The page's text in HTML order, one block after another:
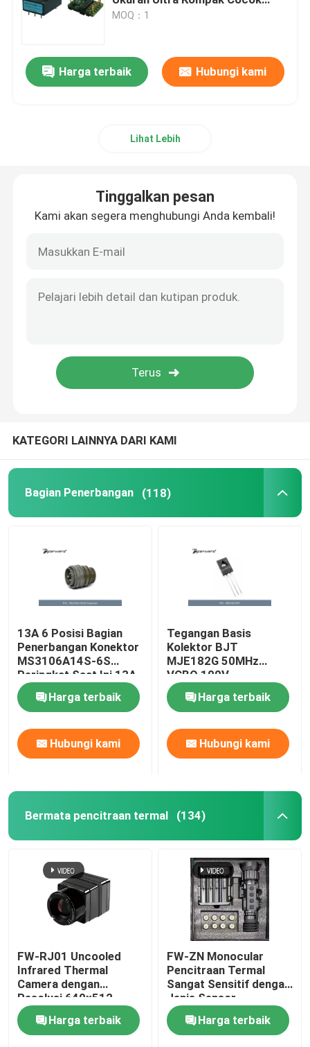
Modul Pengukur Jarak Laser
Modul Daya DC DC
Perekam Penegakan Hukum
Motor DC Tanpa Sikat Listrik
Sistem Anti Drone
untuk Aplikasi Penerbangan
MOQ：1
Harga terbaik Hubungi kami
Lihat Lebih
Tinggalkan pesan
Kami akan segera menghubungi Anda kembali!
KATEGORI LAINNYA DARI KAMI
Bagian Penerbangan (118)
13A 6 Posisi Bagian
Penerbangan Konektor
MS3106A14S-6S
Peringkat Saat Ini 13A
Harga terbaik
Hubungi kami
Tegangan Basis
Kolektor BJT
MJE182G 50MHz
VCBO 100V
Harga terbaik
Hubungi kami
Bermata pencitraan termal (134)
FW-RJ01 Uncooled
Infrared Thermal
Camera dengan
Resolusi 640×512
12μm Pixel Pitch dan
≤40mk NETD untuk
Deteksi Industri
Harga terbaik
FW-ZN Monocular
Pencitraan Termal
Sangat Sensitif dengan
Jenis Sensor
Mikrobolometer yang
Tidak Dingin dan Jarak
Deteksi 1000m
Harga terbaik